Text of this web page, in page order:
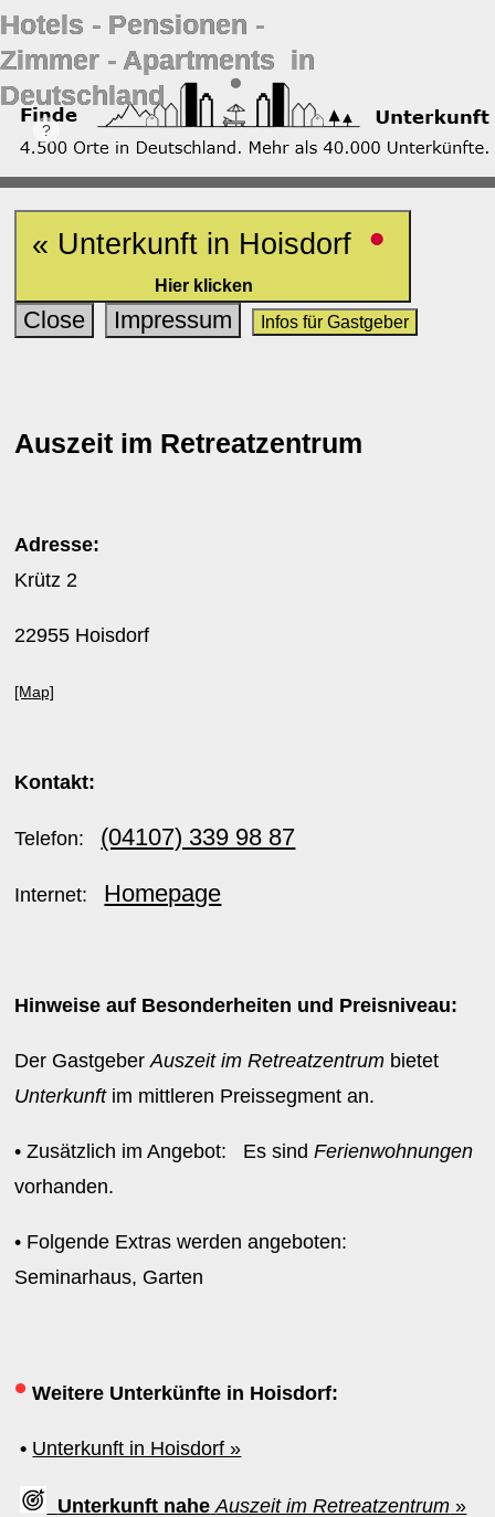
Hotels ‐ Pensionen ‐
Zimmer ‐ Apartments in
Deutschland
« Unterkunft in Hoisdorf •
Hier klicken
Close Impressum Infos für Gastgeber
Auszeit im Retreatzentrum
Adresse:
Krütz 2
22955 Hoisdorf
[Map]
Kontakt:
Telefon: (04107) 339 98 87
Internet: Homepage
Hinweise auf Besonderheiten und Preisniveau:
Der GastgeberAuszeit im Retreatzentrum bietet
Unterkunftim mittleren Preissegment an.
• Zusätzlich im Angebot: Es sindFerienwohnungen
vorhanden.
• Folgende Extras werden angeboten:
Seminarhaus, Garten
• Weitere Unterkünfte in Hoisdorf:
• Unterkunft in Hoisdorf »
Unterkunft nahe Auszeit im Retreatzentrum »